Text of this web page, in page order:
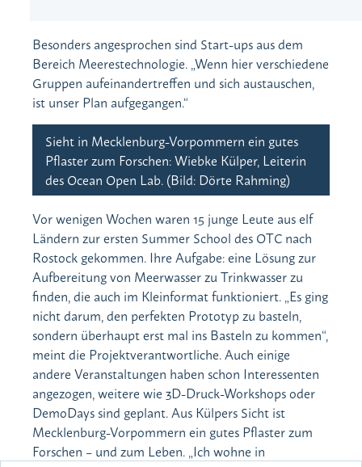
Besonders angesprochen sind Start-ups aus dem
Bereich Meerestechnologie. „Wenn hier verschiedene
Gruppen aufeinandertreffen und sich austauschen,
ist unser Plan aufgegangen.“
Sieht in Mecklenburg-Vorpommern ein gutes
Pflaster zum Forschen: Wiebke Külper, Leiterin
des Ocean Open Lab. (Bild: Dörte Rahming)
Vor wenigen Wochen waren 15 junge Leute aus elf
Ländern zur ersten Summer School des OTC nach
Rostock gekommen. Ihre Aufgabe: eine Lösung zur
Aufbereitung von Meerwasser zu Trinkwasser zu
finden, die auch im Kleinformat funktioniert. „Es ging
nicht darum, den perfekten Prototyp zu basteln,
sondern überhaupt erst mal ins Basteln zu kommen“,
meint die Projektverantwortliche. Auch einige
andere Veranstaltungen haben schon Interessenten
angezogen, weitere wie 3D-Druck-Workshops oder
DemoDays sind geplant. Aus Külpers Sicht ist
Mecklenburg-Vorpommern ein gutes Pflaster zum
Forschen – und zum Leben. „Ich wohne in